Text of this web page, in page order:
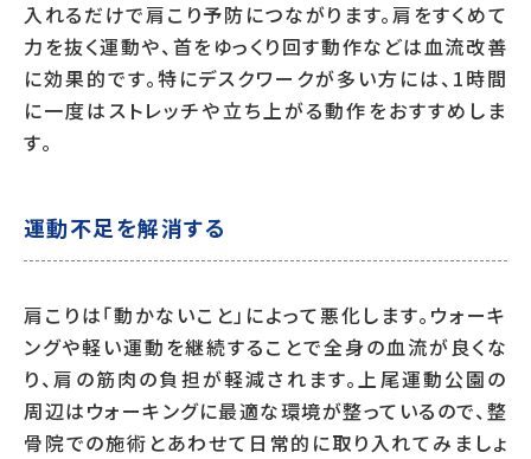
入れるだけで肩こり予防につながります。肩をすくめて
力を抜く運動や、首をゆっくり回す動作などは血流改善
に効果的です。特にデスクワークが多い方には、1時間
に一度はストレッチや立ち上がる動作をおすすめしま
す。
運動不足を解消する
肩こりは「動かないこと」によって悪化します。ウォーキ
ングや軽い運動を継続することで全身の血流が良くな
り、肩の筋肉の負担が軽減されます。上尾運動公園の
周辺はウォーキングに最適な環境が整っているので、整
骨院での施術とあわせて日常的に取り入れてみましょ